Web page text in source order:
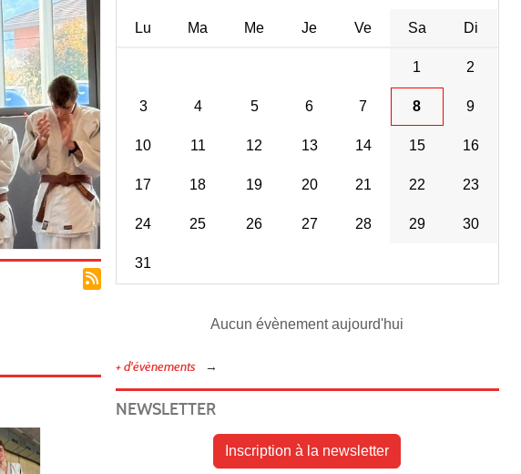
Lu Ma Me Je Ve Sa Di
1 2
3 4 5 6 7 8 9
10 11 12 13 14 15 16
17 18 19 20 21 22 23
24 25 26 27 28 29 30
31
Aucun évènement aujourd'hui
+ d'évènements
NEWSLETTER
Inscription à la newsletter